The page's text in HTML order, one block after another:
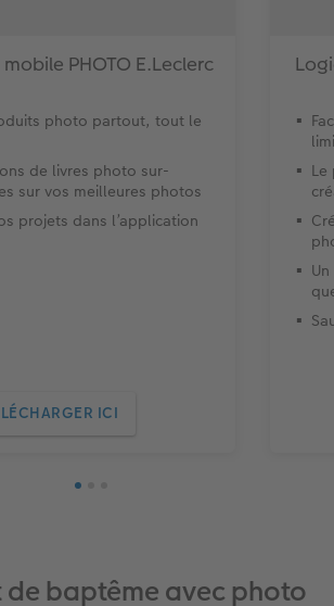
PHOTO E.Leclerc
photo partout, tout le
de livres photo sur-
sur vos meilleures photos
projets dans l’application
ICI
Le
baptême avec photo